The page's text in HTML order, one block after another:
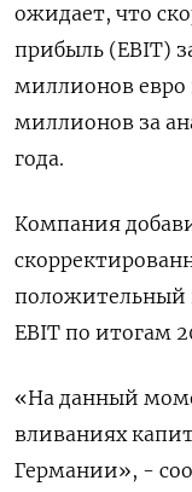
ожидает, что
прибыль (EBIT)
миллионов евро
миллионов за
года.
Компания
положительный
EBIT по итогам
«На данный
вливаниях
Германии», -